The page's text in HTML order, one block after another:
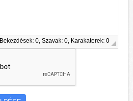
Bekezdések: 0, Szavak: 0, Karakaterek: 0